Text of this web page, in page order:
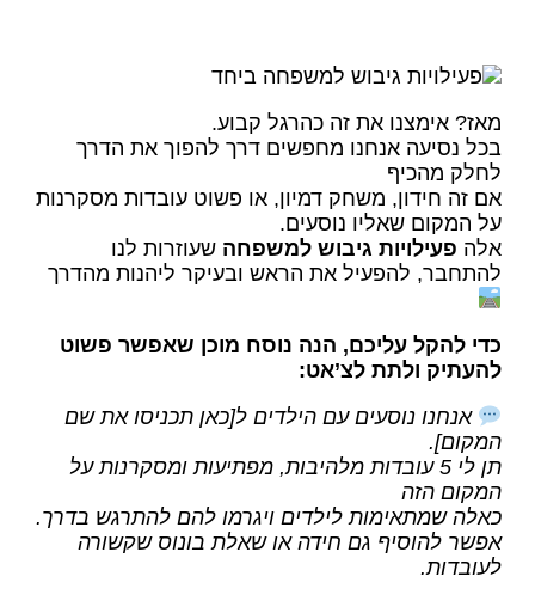
מאז? אימצנו את זה כהרגל קבוע.
בכל נסיעה אנחנו מחפשים דרך להפוך את הדרך
לחלק מהכיף
אם זה חידון, משחק דמיון, או פשוט עובדות מסקרנות
על המקום שאליו נוסעים.
אלהפעילויות גיבוש למשפחהשעוזרות לנו
להתחבר, להפעיל את הראש ובעיקר ליהנות מהדרך
כדי להקל עליכם, הנה נוסח מוכן שאפשר פשוט
להעתיק ולתת לצ’אט:
אנחנו נוסעים עם הילדים ל[כאן תכניסו את שם
המקום].
תן לי 5 עובדות מלהיבות, מפתיעות ומסקרנות על
המקום הזה
כאלה שמתאימות לילדים ויגרמו להם להתרגש בדרך.
אפשר להוסיף גם חידה או שאלת בונוס שקשורה
לעובדות.